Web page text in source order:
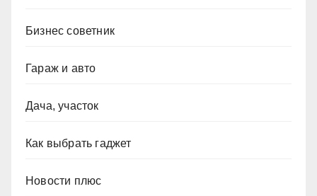
Бизнес советник
Гараж и авто
Дача, участок
Как выбрать гаджет
Новости плюс